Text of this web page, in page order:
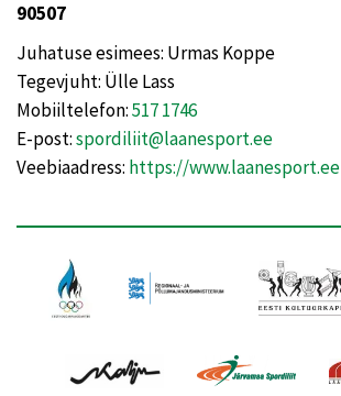
90507
Juhatuse esimees: Urmas Koppe
Tegevjuht: Ülle Lass
Mobiiltelefon:517 1746
E-post:spordiliit@laanesport.ee
Veebiaadress: https://www.laanesport.ee